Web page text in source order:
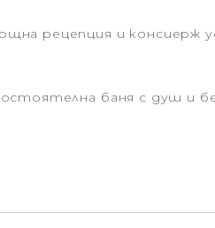
рецепция и консиерж
баня с душ и